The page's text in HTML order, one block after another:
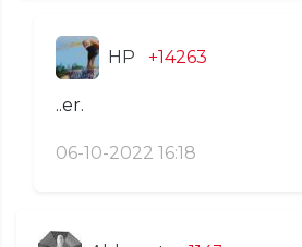
HP +14263
..er.
06-10-2022 16:18